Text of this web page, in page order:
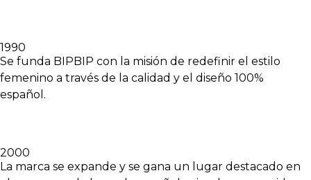
1990
Se funda BIPBIP con la misión de redefinir el estilo
femenino a través de la calidad y el diseño 100%
español.
2000
La marca se expande y se gana un lugar destacado en